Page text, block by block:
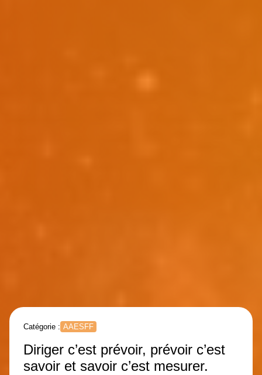
Catégorie : AAESFF
Diriger c’est prévoir, prévoir c’est
savoir et savoir c’est mesurer.